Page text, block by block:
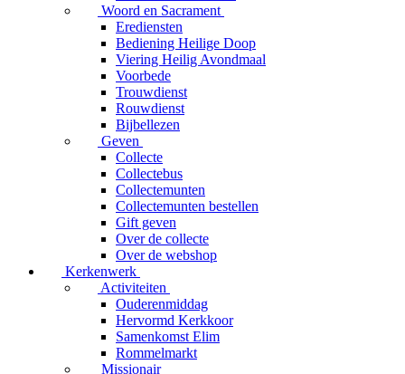
Woord en Sacrament
Erediensten
Bediening Heilige Doop
Viering Heilig Avondmaal
Voorbede
Trouwdienst
Rouwdienst
Bijbellezen
Geven
Collecte
Collectebus
Collectemunten
Collectemunten bestellen
Gift geven
Over de collecte
Over de webshop
Kerkenwerk
Activiteiten
Ouderenmiddag
Hervormd Kerkkoor
Samenkomst Elim
Rommelmarkt
Missionair